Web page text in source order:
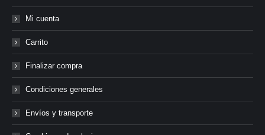
Mi cuenta
Carrito
Finalizar compra
Condiciones generales
Envíos y transporte